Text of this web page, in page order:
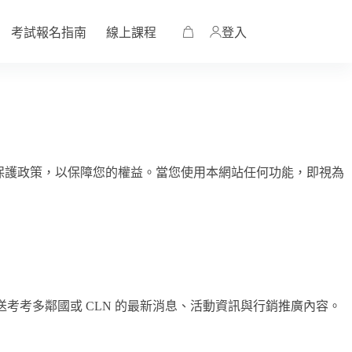
考試報名指南 線上課程 登入
政策，以保障您的權益。當您使用本網站任何功能，即視為
考多鄰國或 CLN 的最新消息、活動資訊與行銷推廣內容。